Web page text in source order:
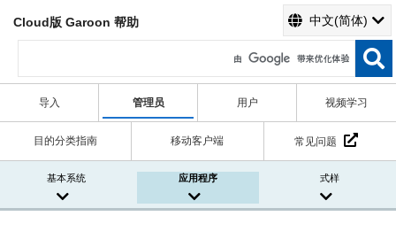
Cloud版 Garoon 帮助 中文(简体)
导入 管理员 用户 视频学习
目的分类指南 移动客户端 常见问题
基本系统 应用程序 式样